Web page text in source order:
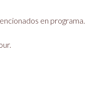
en programa.